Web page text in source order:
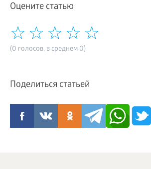
Оцените статью
(0 голосов, в среднем 0)
Поделиться статьей